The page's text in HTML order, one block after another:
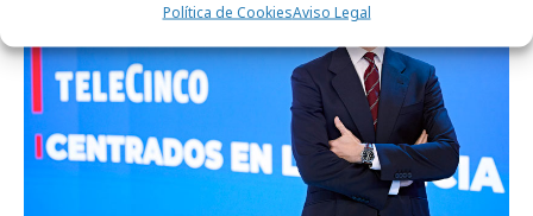
Política de CookiesAviso Legal